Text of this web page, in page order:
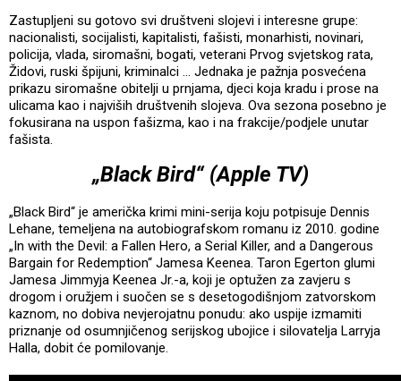
Zastupljeni su gotovo svi društveni slojevi i interesne grupe:
nacionalisti, socijalisti, kapitalisti, fašisti, monarhisti, novinari,
policija, vlada, siromašni, bogati, veterani Prvog svjetskog rata,
Židovi, ruski špijuni, kriminalci ... Jednaka je pažnja posvećena
prikazu siromašne obitelji u prnjama, djeci koja kradu i prose na
ulicama kao i najviših društvenih slojeva. Ova sezona posebno je
fokusirana na uspon fašizma, kao i na frakcije/podjele unutar
fašista.
„Black Bird“ (Apple TV)
„Black Bird“ je američka krimi mini-serija koju potpisuje Dennis
Lehane, temeljena na autobiografskom romanu iz 2010. godine
„In with the Devil: a Fallen Hero, a Serial Killer, and a Dangerous
Bargain for Redemption“ Jamesa Keenea. Taron Egerton glumi
Jamesa Jimmyja Keenea Jr.-a, koji je optužen za zavjeru s
drogom i oružjem i suočen se s desetogodišnjom zatvorskom
kaznom, no dobiva nevjerojatnu ponudu: ako uspije izmamiti
priznanje od osumnjičenog serijskog ubojice i silovatelja Larryja
Halla, dobit će pomilovanje.